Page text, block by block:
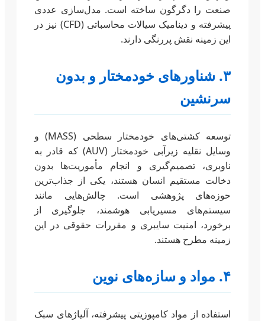
صنعت را دگرگون ساخته است. مدل‌سازی عددی
پیشرفته و دینامیک سیالات محاسباتی (CFD) نیز در
این زمینه نقش پررنگی دارند.
۳. شناورهای خودمختار و بدون
سرنشین
توسعه کشتی‌های خودمختار سطحی (MASS) و
وسایل نقلیه زیرآبی خودمختار (AUV) که قادر به
ناوبری، تصمیم‌گیری و انجام مأموریت‌ها بدون
دخالت مستقیم انسان هستند، یکی از جذاب‌ترین
حوزه‌های پژوهشی است. چالش‌هایی مانند
سیستم‌های مسیریابی هوشمند، جلوگیری از
برخورد، امنیت سایبری و مقررات حقوقی در این
زمینه مطرح هستند.
۴. مواد و سازه‌های نوین
استفاده از مواد کامپوزیتی پیشرفته، آلیاژهای سبک